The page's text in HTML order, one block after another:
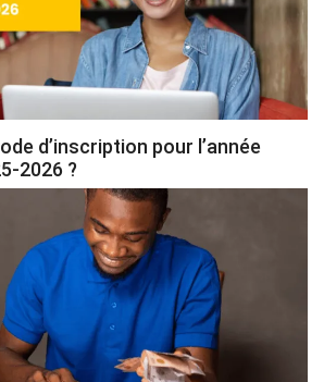
d’inscription pour l’année
2026 ?